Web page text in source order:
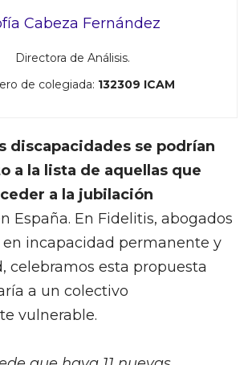
Cabeza Fernández
Directora de Análisis.
de colegiada: 132309 ICAM
discapacidades se podrían
a la lista de aquellas que
a la jubilación
España. En Fidelitis, abogados
en incapacidad permanente y
celebramos esta propuesta
a un colectivo
vulnerable.